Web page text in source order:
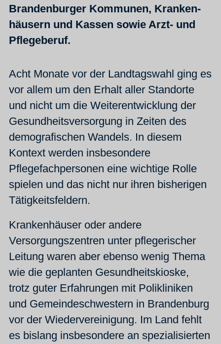
Brandenburger Kommunen, Kranken­
häusern und Kassen sowie Arzt- und
Pflegeberuf.
Acht Monate vor der Landtagswahl ging es
vor allem um den Erhalt aller Standorte
und nicht um die Weiterentwicklung der
Gesundheitsversorgung in Zeiten des
demografischen Wandels. In diesem
Kontext werden insbesondere
Pflegefachpersonen eine wichtige Rolle
spielen und das nicht nur ihren bisherigen
Tätig­keits­feldern.
Krankenhäuser oder andere
Versorgungszentren unter pflegerischer
Leitung waren aber ebenso wenig Thema
wie die geplanten Gesundheitskioske,
trotz guter Erfahrun­gen mit Polikliniken
und Gemeindeschwestern in Brandenburg
vor der Wiedervereinigung. Im Land fehlt
es bislang insbesondere an spezialisierten